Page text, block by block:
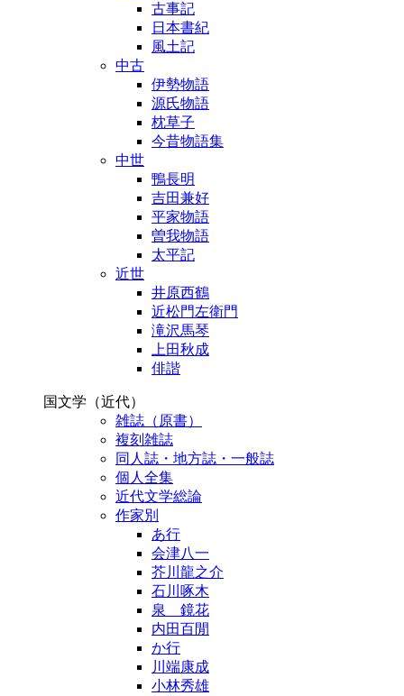
古事記
日本書紀
風土記
中古
伊勢物語
源氏物語
枕草子
今昔物語集
中世
鴨長明
吉田兼好
平家物語
曽我物語
太平記
近世
井原西鶴
近松門左衛門
滝沢馬琴
上田秋成
俳諧
国文学（近代）
雑誌（原書）
複刻雑誌
同人誌・地方誌・一般誌
個人全集
近代文学総論
作家別
あ行
会津八一
芥川龍之介
石川啄木
泉 鏡花
内田百閒
か行
川端康成
小林秀雄